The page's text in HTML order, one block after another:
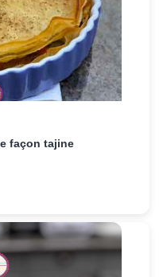
façon tajine